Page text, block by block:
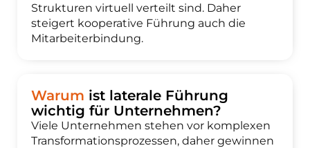
Strukturen virtuell verteilt sind. Daher
steigert kooperative Führung auch die
Mitarbeiterbindung.
Warum ist laterale Führung
wichtig für Unternehmen?
Viele Unternehmen stehen vor komplexen
Transformationsprozessen, daher gewinnen